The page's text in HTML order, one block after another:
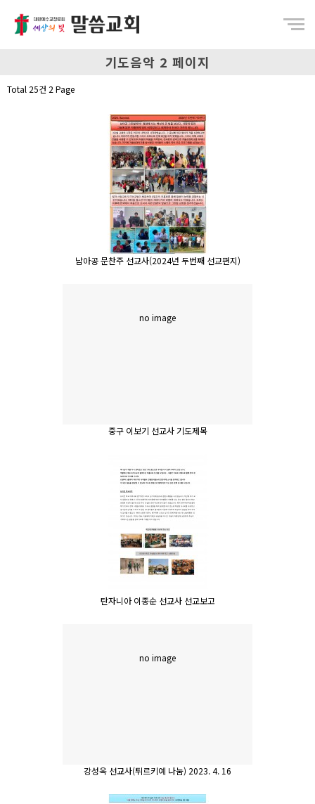
기도음악 2 페이지
Total 25건 2 Page
남아공 문찬주 선교사(2024년 두번째 선교편지)
no image
중구 이보기 선교사 기도제목
탄자니아 이종순 선교사 선교보고
no image
강성옥 선교사(튀르키예 나눔) 2023. 4. 16